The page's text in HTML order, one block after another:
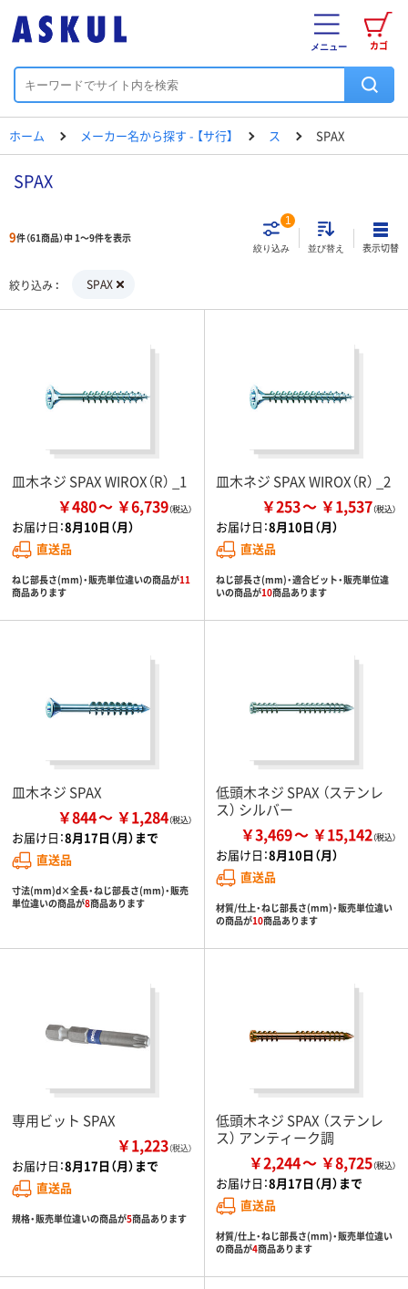
カゴ
メニュー
ホーム メーカー名から探す - 【サ行】 ス SPAX
SPAX
9件（61商品）中 1～9件を表示
絞り込み
1
並び替え 表示切替
絞り込み SPAX
皿木ネジ SPAX WIROX（R） _1
￥480 ￥6,739
お届け日：8月10日（月）
直送品
ねじ部長さ(mm)・販売単位違いの商品が11
商品あります
皿木ネジ SPAX WIROX（R） _2
￥253 ￥1,537
お届け日：8月10日（月）
直送品
ねじ部長さ(mm)・適合ビット・販売単位違
いの商品が10商品あります
皿木ネジ SPAX
￥844 ￥1,284
お届け日：8月17日（月）まで
直送品
寸法(mm)d×全長・ねじ部長さ(mm)・販売
単位違いの商品が8商品あります
低頭木ネジ SPAX （ステンレ
ス） シルバー
￥3,469 ￥15,142
お届け日：8月10日（月）
直送品
材質/仕上・ねじ部長さ(mm)・販売単位違い
の商品が10商品あります
専用ビット SPAX
￥1,223（税込）
お届け日：8月17日（月）まで
直送品
規格・販売単位違いの商品が5商品あります
低頭木ネジ SPAX （ステンレ
ス） アンティーク調
￥2,244 ￥8,725
お届け日：8月17日（月）まで
直送品
材質/仕上・ねじ部長さ(mm)・販売単位違い
の商品が4商品あります